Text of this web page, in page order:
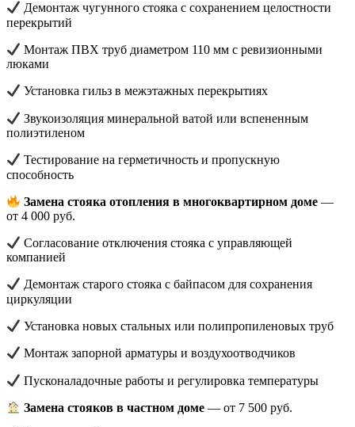
Демонтаж чугунного стояка с сохранением целостности
перекрытий
Монтаж ПВХ труб диаметром 110 мм с ревизионными
люками
Установка гильз в межэтажных перекрытиях
Звукоизоляция минеральной ватой или вспененным
полиэтиленом
Тестирование на герметичность и пропускную
способность
Замена стояка отопления в многоквартирном доме —
от 4 000 руб.
Согласование отключения стояка с управляющей
компанией
Демонтаж старого стояка с байпасом для сохранения
циркуляции
Установка новых стальных или полипропиленовых труб
Монтаж запорной арматуры и воздухоотводчиков
Пусконаладочные работы и регулировка температуры
Замена стояков в частном доме — от 7 500 руб.